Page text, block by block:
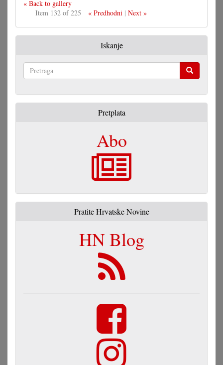
« Back to gallery
Item 132 of 225
« Predhodni| Next »
Iskanje
Pretplata
Abo
Pratite Hrvatske Novine
HN Blog